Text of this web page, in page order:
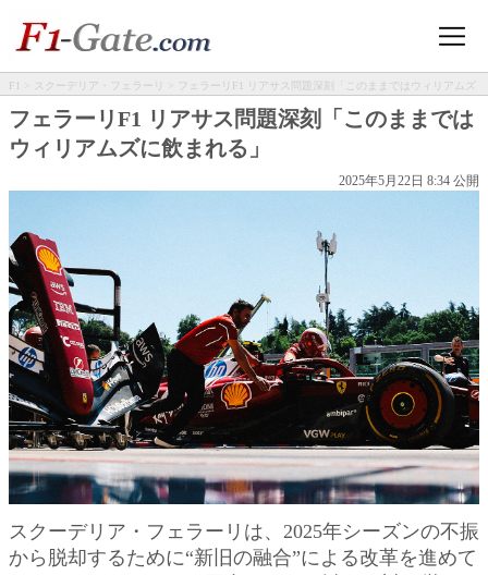
F1 > スクーデリア・フェラーリ
> フェラーリF1 リアサス問題深刻「このままではウィリアムズ
に飲まれる」
フェラーリF1 リアサス問題深刻「このままでは
ウィリアムズに飲まれる」
2025年5月22日 8:34 公開
スクーデリア・フェラーリは、2025年シーズンの不振
から脱却するために“新旧の融合”による改革を進めて